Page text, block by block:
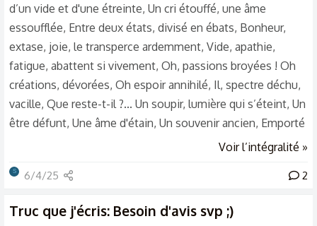
d’un vide et d'une étreinte, Un cri étouffé, une âme
essoufflée, Entre deux états, divisé en ébats, Bonheur,
extase, joie, le transperce ardemment, Vide, apathie,
fatigue, abattent si vivement, Oh, passions broyées ! Oh
créations, dévorées, Oh espoir annihilé, Il, spectre déchu,
vacille, Que reste-t-il ?... Un soupir, lumière qui s’éteint, Un
être défunt, Une âme d'étain, Un souvenir ancien, Emporté
en un flot sans fin. Une âme passée, révolue, en immense
d’indifférence, Où le tout se noie Où le rien gerbe sa joie,
Un souffle...
Voir l’intégralité »
S 6/4/25 2
Truc que j'écris: Besoin d'avis svp ;)